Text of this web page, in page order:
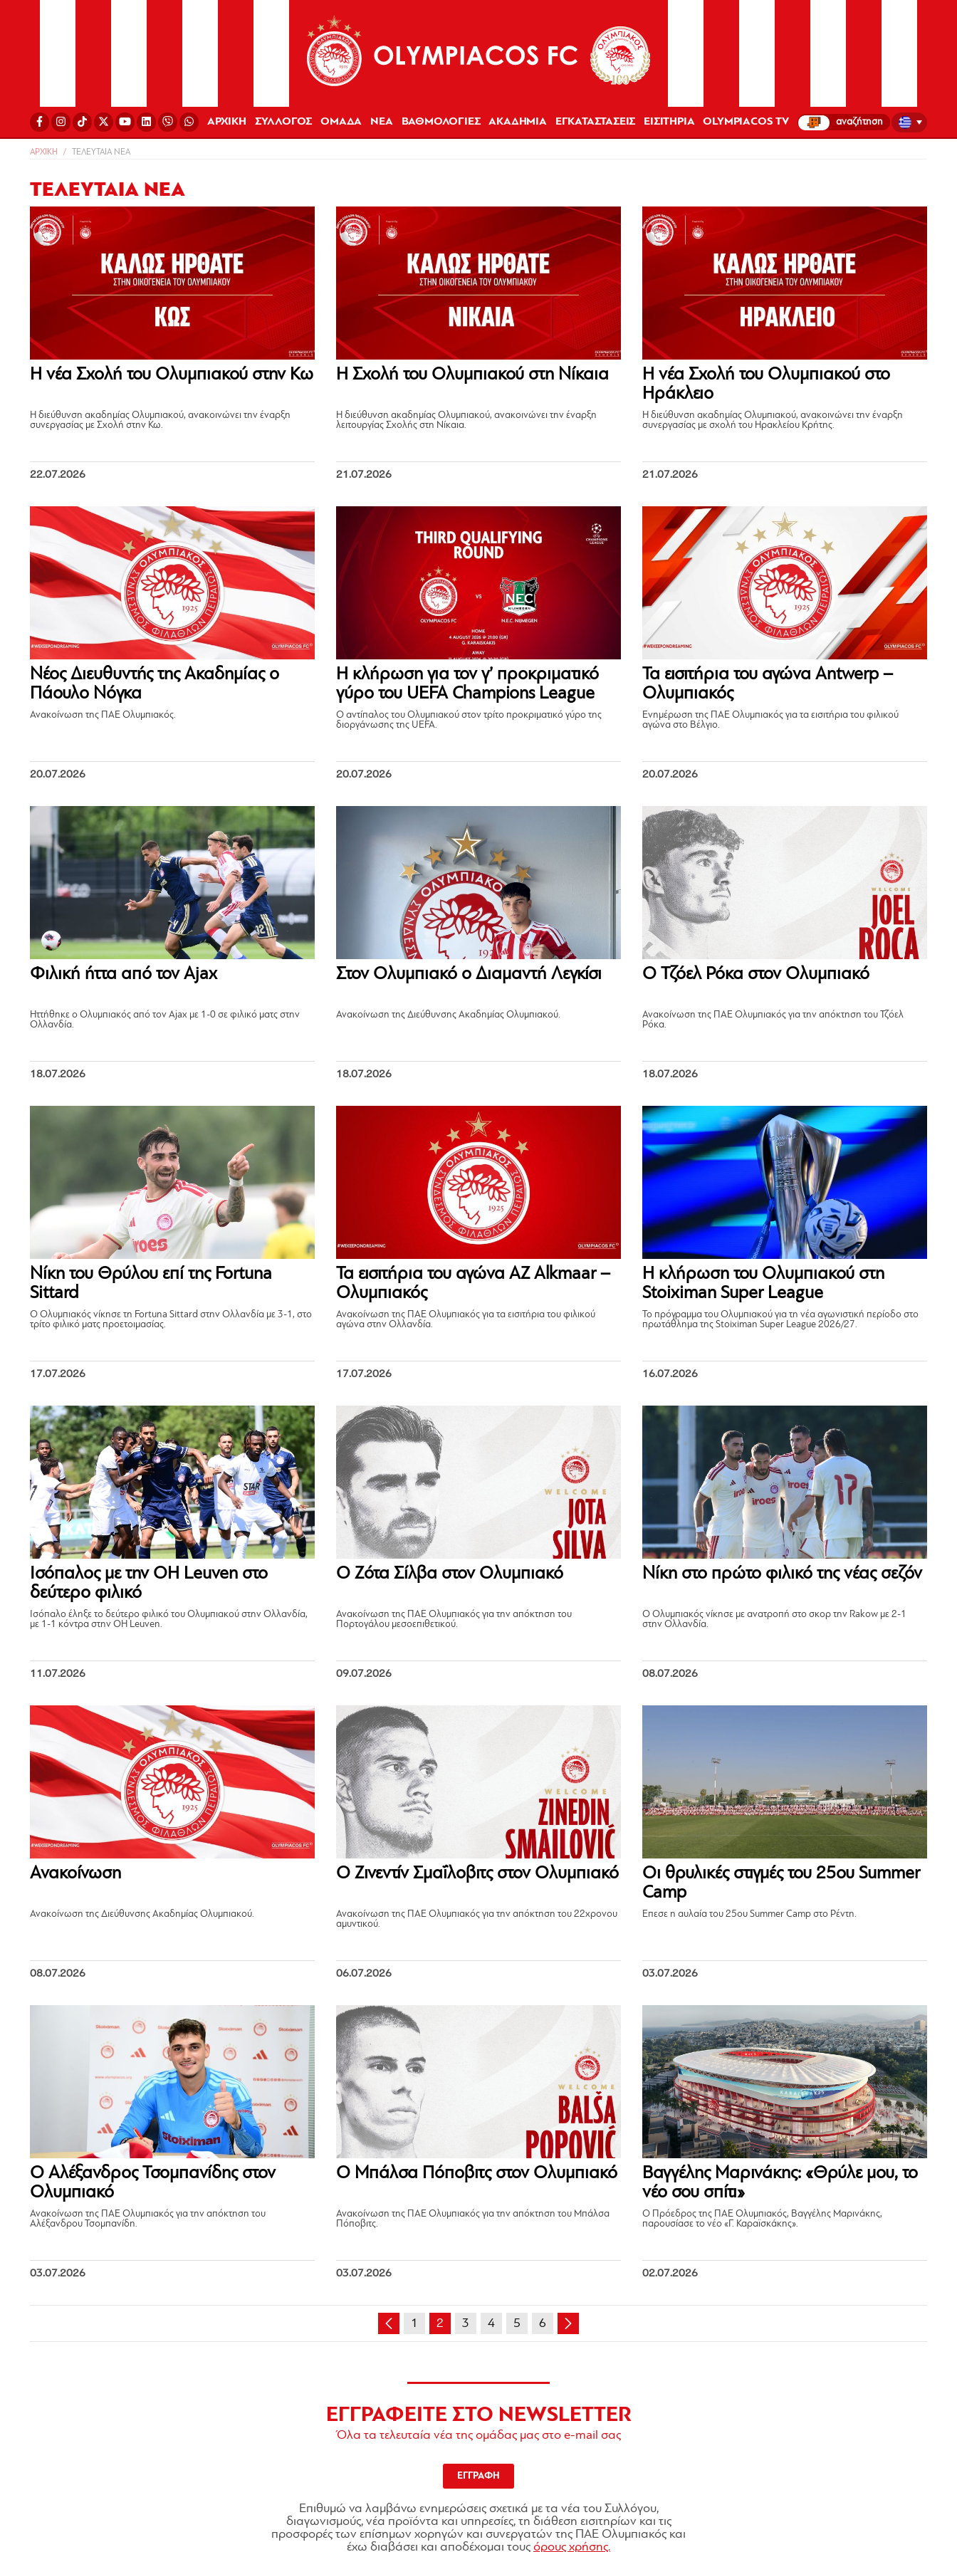
ΑΡΧΙΚΗ ΣΥΛΛΟΓΟΣ ΟΜΑΔΑ ΝΕΑ ΒΑΘΜΟΛΟΓΙΕΣ ΑΚΑΔΗΜΙΑ ΕΓΚΑΤΑΣΤΑΣΕΙΣ ΕΙΣΙΤΗΡΙΑ OLYMPIACOS TV
ΑΡΧΙΚΗ ΤΕΛΕΥΤΑΙΑ ΝΕΑ
ΤΕΛΕΥΤΑΙΑ ΝΕΑ
Η νέα Σχολή του Ολυμπιακού στην Κω
Η διεύθυνση ακαδημίας Ολυμπιακού, ανακοινώνει την έναρξη
συνεργασίας με Σχολή στην Κω.
22.07.2026
Η Σχολή του Ολυμπιακού στη Νίκαια
Η διεύθυνση ακαδημίας Ολυμπιακού, ανακοινώνει την έναρξη
λειτουργίας Σχολής στη Νίκαια.
21.07.2026
Η νέα Σχολή του Ολυμπιακού στο
Ηράκλειο
Η διεύθυνση ακαδημίας Ολυμπιακού, ανακοινώνει την έναρξη
συνεργασίας με σχολή του Ηρακλείου Κρήτης.
21.07.2026
Νέος Διευθυντής της Ακαδημίας ο
Πάουλο Νόγκα
Ανακοίνωση της ΠΑΕ Ολυμπιακός.
20.07.2026
Η κλήρωση για τον γ’ προκριματικό
γύρο του UEFA Champions League
Ο αντίπαλος του Ολυμπιακού στον τρίτο προκριματικό γύρο της
διοργάνωσης της UEFA.
20.07.2026
Τα εισιτήρια του αγώνα Antwerp –
Ολυμπιακός
Ενημέρωση της ΠΑΕ Ολυμπιακός για τα εισιτήρια του φιλικού
αγώνα στο Βέλγιο.
20.07.2026
Φιλική ήττα από τον Ajax
Ηττήθηκε ο Ολυμπιακός από τον Ajax με 1-0 σε φιλικό ματς στην
Ολλανδία.
18.07.2026
Στον Ολυμπιακό ο Διαμαντή Λεγκίσι
Ανακοίνωση της Διεύθυνσης Ακαδημίας Ολυμπιακού.
18.07.2026
Ο Τζόελ Ρόκα στον Ολυμπιακό
Ανακοίνωση της ΠΑΕ Ολυμπιακός για την απόκτηση του Τζόελ
Ρόκα.
18.07.2026
Νίκη του Θρύλου επί της Fortuna
Sittard
Ο Ολυμπιακός νίκησε τη Fortuna Sittard στην Ολλανδία με 3-1, στο
τρίτο φιλικό ματς προετοιμασίας.
17.07.2026
Τα εισιτήρια του αγώνα AZ Alkmaar –
Ολυμπιακός
Ανακοίνωση της ΠΑΕ Ολυμπιακός για τα εισιτήρια του φιλικού
αγώνα στην Ολλανδία.
17.07.2026
Η κλήρωση του Ολυμπιακού στη
Stoiximan Super League
Το πρόγραμμα του Ολυμπιακού για τη νέα αγωνιστική περίοδο στο
πρωτάθλημα της Stoiximan Super League 2026/27.
16.07.2026
Ισόπαλος με την OH Leuven στο
δεύτερο φιλικό
Ισόπαλο έληξε το δεύτερο φιλικό του Ολυμπιακού στην Ολλανδία,
με 1-1 κόντρα στην OH Leuven.
11.07.2026
Ο Ζότα Σίλβα στον Ολυμπιακό
Ανακοίνωση της ΠΑΕ Ολυμπιακός για την απόκτηση του
Πορτογάλου μεσοεπιθετικού.
09.07.2026
Νίκη στο πρώτο φιλικό της νέας σεζόν
Ο Ολυμπιακός νίκησε με ανατροπή στο σκορ την Rakow με 2-1
στην Ολλανδία.
08.07.2026
Ανακοίνωση
Ανακοίνωση της Διεύθυνσης Ακαδημίας Ολυμπιακού.
08.07.2026
Ο Ζινεντίν Σμαΐλοβιτς στον Ολυμπιακό
Ανακοίνωση της ΠΑΕ Ολυμπιακός για την απόκτηση του 22χρονου
αμυντικού.
06.07.2026
Οι θρυλικές στιγμές του 25ου Summer
Camp
Έπεσε η αυλαία του 25ου Summer Camp στο Ρέντη.
03.07.2026
Ο Αλέξανδρος Τσομπανίδης στον
Ολυμπιακό
Ανακοίνωση της ΠΑΕ Ολυμπιακός για την απόκτηση του
Αλέξανδρου Τσομπανίδη.
03.07.2026
Ο Μπάλσα Πόποβιτς στον Ολυμπιακό
Ανακοίνωση της ΠΑΕ Ολυμπιακός για την απόκτηση του Μπάλσα
Πόποβιτς.
03.07.2026
Βαγγέλης Μαρινάκης: «Θρύλε μου, το
νέο σου σπίτι»
Ο Πρόεδρος της ΠΑΕ Ολυμπιακός, Βαγγέλης Μαρινάκης,
παρουσίασε το νέο «Γ. Καραϊσκάκης».
02.07.2026
1 2 3 4 5 6
ΕΓΓΡΑΦΕΙΤΕ ΣΤΟ NEWSLETTER
Όλα τα τελευταία νέα της ομάδας μας στο e-mail σας
ΕΓΓΡΑΦΗ
Επιθυμώ να λαμβάνω ενημερώσεις σχετικά με τα νέα του Συλλόγου,
διαγωνισμούς, νέα προϊόντα και υπηρεσίες, τη διάθεση εισιτηρίων και τις
προσφορές των επίσημων χορηγών και συνεργατών της ΠΑΕ Ολυμπιακός και
έχω διαβάσει και αποδέχομαι τους όρους χρήσης.